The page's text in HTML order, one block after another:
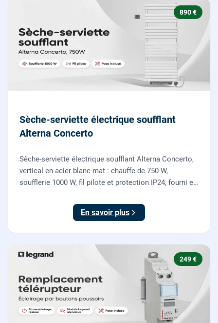
890 €
Sèche-serviette électrique soufflant
Alterna Concerto
Sèche-serviette électrique soufflant Alterna Concerto,
vertical en acier blanc mat : chauffe de 750 W,
soufflerie 1000 W, fil pilote et protection IP24, fourni et
En savoir plus
249 €